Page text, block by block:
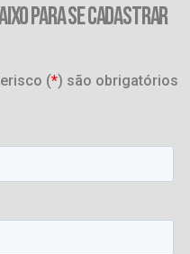
PARA SE CADASTRAR
(*) são obrigatórios